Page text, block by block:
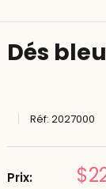
Dés
Réf: 2027000
Prix: